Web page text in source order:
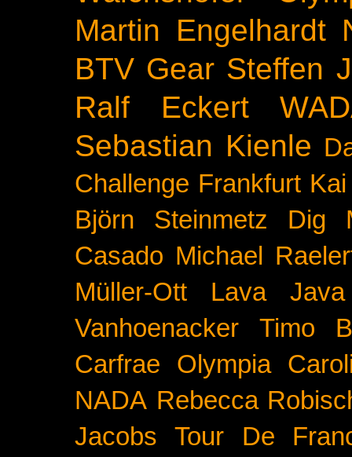
Martin Engelhardt
BTV Gear Steffen
Ralf Eckert
Sebastian Kienle
Challenge Frankfurt
Björn Steinmetz
Dig
Casado Michael
Müller-Ott
Lava Java
Vanhoenacker
Timo
Carfrae
Olympia
NADA Rebecca
Jacobs
Tour De